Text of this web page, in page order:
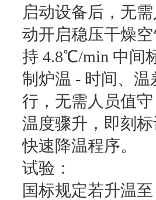
启动设备后，无
动开启稳压干燥
持 4.8℃/min 中间
制炉温 - 时间、
行，无需人员值
温度骤升，即刻
快速降温程序。
试验：
国标规定若升温